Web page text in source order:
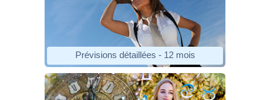
Prévisions détaillées - 12 mois